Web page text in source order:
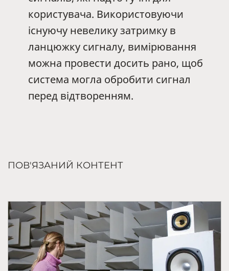
користувача. Використовуючи
існуючу невелику затримку в
ланцюжку сигналу, вимірювання
можна провести досить рано, щоб
система могла обробити сигнал
перед відтворенням.
ПОВ'ЯЗАНИЙ КОНТЕНТ